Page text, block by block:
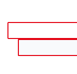
ДЕТСКИЕ